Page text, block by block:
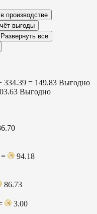
производстве
выгоды
Развернуть все
334.39 = 149.83 Выгодно
Выгодно
94.18
86.73
3.00